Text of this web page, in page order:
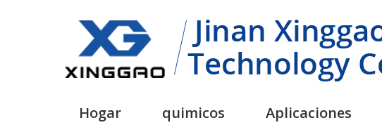
Hogar quimicos Aplicaciones